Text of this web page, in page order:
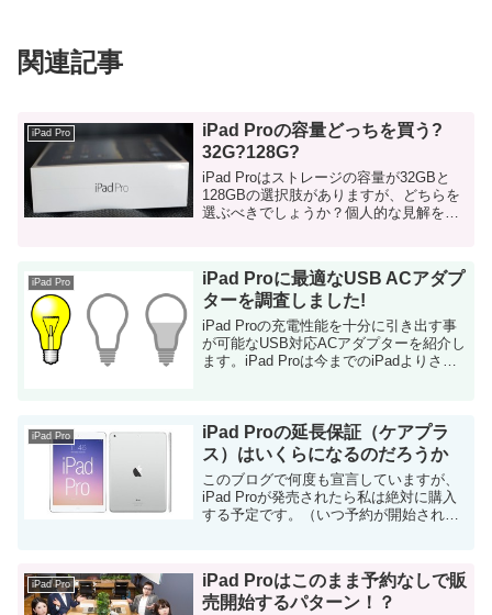
関連記事
iPad Pro
iPad Proの容量どっちを買う?
32G?128G?
iPad Proはストレージの容量が32GBと
128GBの選択肢がありますが、どちらを
選ぶべきでしょうか？個人的な見解を書
iPad Pro
iPad Proに最適なUSB ACアダプ
ターを調査しました!
iPad Proの充電性能を十分に引き出す事
が可能なUSB対応ACアダプターを紹介し
ます。iPad Proは今までのiPadよりさら
iPad Pro
iPad Proの延長保証（ケアプラ
ス）はいくらになるのだろうか
このブログで何度も宣言していますが、
iPad Proが発売されたら私は絶対に購入
する予定です。（いつ予約が開始される
ケアプラス）の価格が非常に気になり
ま...
iPad Pro
iPad Proはこのまま予約なしで販
売開始するパターン！？